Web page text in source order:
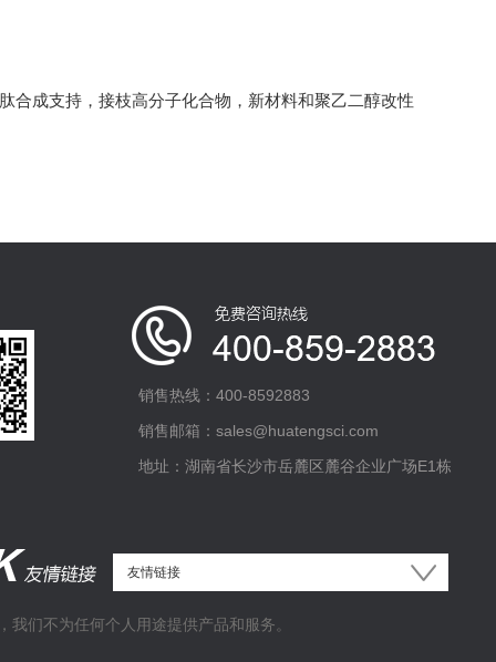
合成支持，接枝高分子化合物，新材料和聚乙二醇改性
销售热线：400-8592883
销售邮箱：sales@huatengsci.com
地址：湖南省长沙市岳麓区麓谷企业广场E1栋
们不为任何个人用途提供产品和服务。